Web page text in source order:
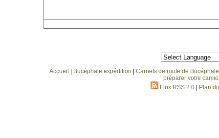
Accueil Bucéphale expédition
Carnets de route de
préparer votre
Flux RSS 2.0
Plan